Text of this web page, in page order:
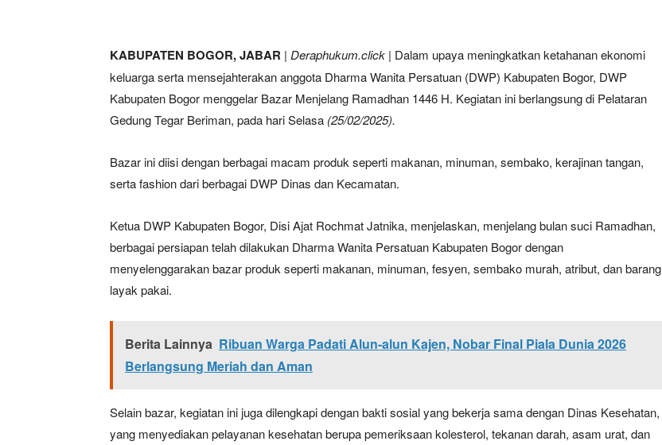
KABUPATEN BOGOR, JABAR | Deraphukum.click | Dalam upaya meningkatkan ketahanan ekonomi
keluarga serta mensejahterakan anggota Dharma Wanita Persatuan (DWP) Kabupaten Bogor, DWP
Kabupaten Bogor menggelar Bazar Menjelang Ramadhan 1446 H. Kegiatan ini berlangsung di Pelataran
Gedung Tegar Beriman, pada hari Selasa (25/02/2025).
Bazar ini diisi dengan berbagai macam produk seperti makanan, minuman, sembako, kerajinan tangan,
serta fashion dari berbagai DWP Dinas dan Kecamatan.
Ketua DWP Kabupaten Bogor, Disi Ajat Rochmat Jatnika, menjelaskan, menjelang bulan suci Ramadhan,
berbagai persiapan telah dilakukan Dharma Wanita Persatuan Kabupaten Bogor dengan
menyelenggarakan bazar produk seperti makanan, minuman, fesyen, sembako murah, atribut, dan barang
layak pakai.
Berita Lainnya Ribuan Warga Padati Alun-alun Kajen, Nobar Final Piala Dunia 2026
Berlangsung Meriah dan Aman
Selain bazar, kegiatan ini juga dilengkapi dengan bakti sosial yang bekerja sama dengan Dinas Kesehatan,
yang menyediakan pelayanan kesehatan berupa pemeriksaan kolesterol, tekanan darah, asam urat, dan